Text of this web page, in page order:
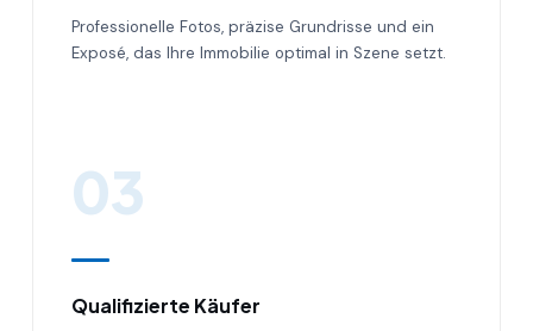
Professionelle Fotos, präzise Grundrisse und ein
Exposé, das Ihre Immobilie optimal in Szene setzt.
03
Qualifizierte Käufer